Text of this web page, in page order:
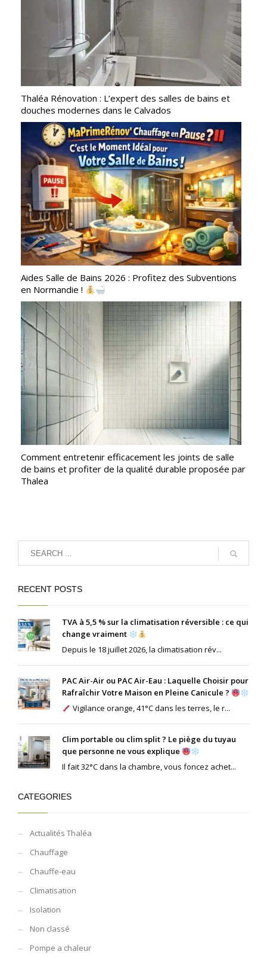
Thaléa Rénovation : L’expert des salles de bains et
douches modernes dans le Calvados
Aides Salle de Bains 2026 : Profitez des Subventions
en Normandie !
Comment entretenir efficacement les joints de salle
de bains et profiter de la qualité durable proposée par
Thalea
RECENT POSTS
TVA à 5,5 % sur la climatisation réversible : ce qui
change vraiment
Depuis le 18 juillet 2026, la climatisation rév...
PAC Air-Air ou PAC Air-Eau : Laquelle Choisir pour
Rafraîchir Votre Maison en Pleine Canicule ?
Vigilance orange, 41°C dans les terres, le r...
Clim portable ou clim split ? Le piège du tuyau
que personne ne vous explique
Il fait 32°C dans la chambre, vous foncez achet...
CATEGORIES
Actualités Thaléa
Chauffage
Chauffe-eau
Climatisation
Isolation
Non classé
Pompe a chaleur